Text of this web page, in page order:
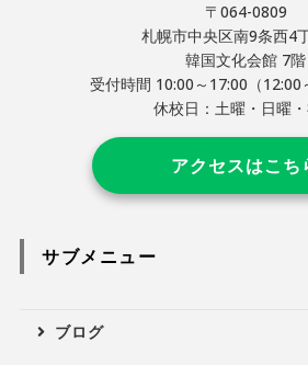
〒064-0809
札幌市中央区南9条西4
韓国文化会館 7階
受付時間 10:00～17:00（12:00
休校日：土曜・日曜
アクセスはこち
サブメニュー
ブログ